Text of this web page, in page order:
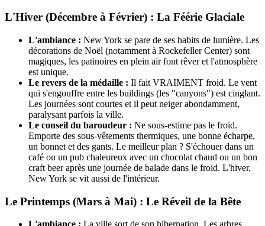
L'Hiver (Décembre à Février) : La Féérie Glaciale
L'ambiance : New York se pare de ses habits de lumière. Les
décorations de Noël (notamment à Rockefeller Center) sont
magiques, les patinoires en plein air font rêver et l'atmosphère
est unique.
Le revers de la médaille : Il fait VRAIMENT froid. Le vent
qui s'engouffre entre les buildings (les "canyons") est cinglant.
Les journées sont courtes et il peut neiger abondamment,
paralysant parfois la ville.
Le conseil du baroudeur : Ne sous-estime pas le froid.
Emporte des sous-vêtements thermiques, une bonne écharpe,
un bonnet et des gants. Le meilleur plan ? S'échouer dans un
café ou un pub chaleureux avec un chocolat chaud ou un bon
craft beer après une journée de balade dans le froid. L'hiver,
New York se vit aussi de l'intérieur.
Le Printemps (Mars à Mai) : Le Réveil de la Bête